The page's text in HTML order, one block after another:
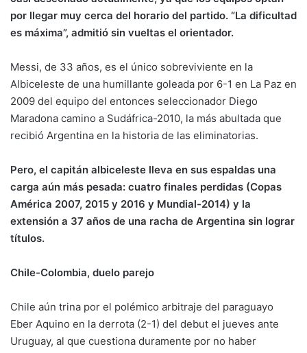
por llegar muy cerca del horario del partido. “La dificultad
es máxima”, admitió sin vueltas el orientador.
Messi, de 33 años, es el único sobreviviente en la
Albiceleste de una humillante goleada por 6-1 en La Paz en
2009 del equipo del entonces seleccionador Diego
Maradona camino a Sudáfrica-2010, la más abultada que
recibió Argentina en la historia de las eliminatorias.
Pero, el capitán albiceleste lleva en sus espaldas una
carga aún más pesada: cuatro finales perdidas (Copas
América 2007, 2015 y 2016 y Mundial-2014) y la
extensión a 37 años de una racha de Argentina sin lograr
títulos.
Chile-Colombia, duelo parejo
Chile aún trina por el polémico arbitraje del paraguayo
Eber Aquino en la derrota (2-1) del debut el jueves ante
Uruguay, al que cuestiona duramente por no haber